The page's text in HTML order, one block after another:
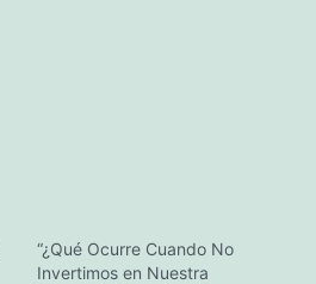
“¿Qué Ocurre Cuando No
Invertimos en Nuestra